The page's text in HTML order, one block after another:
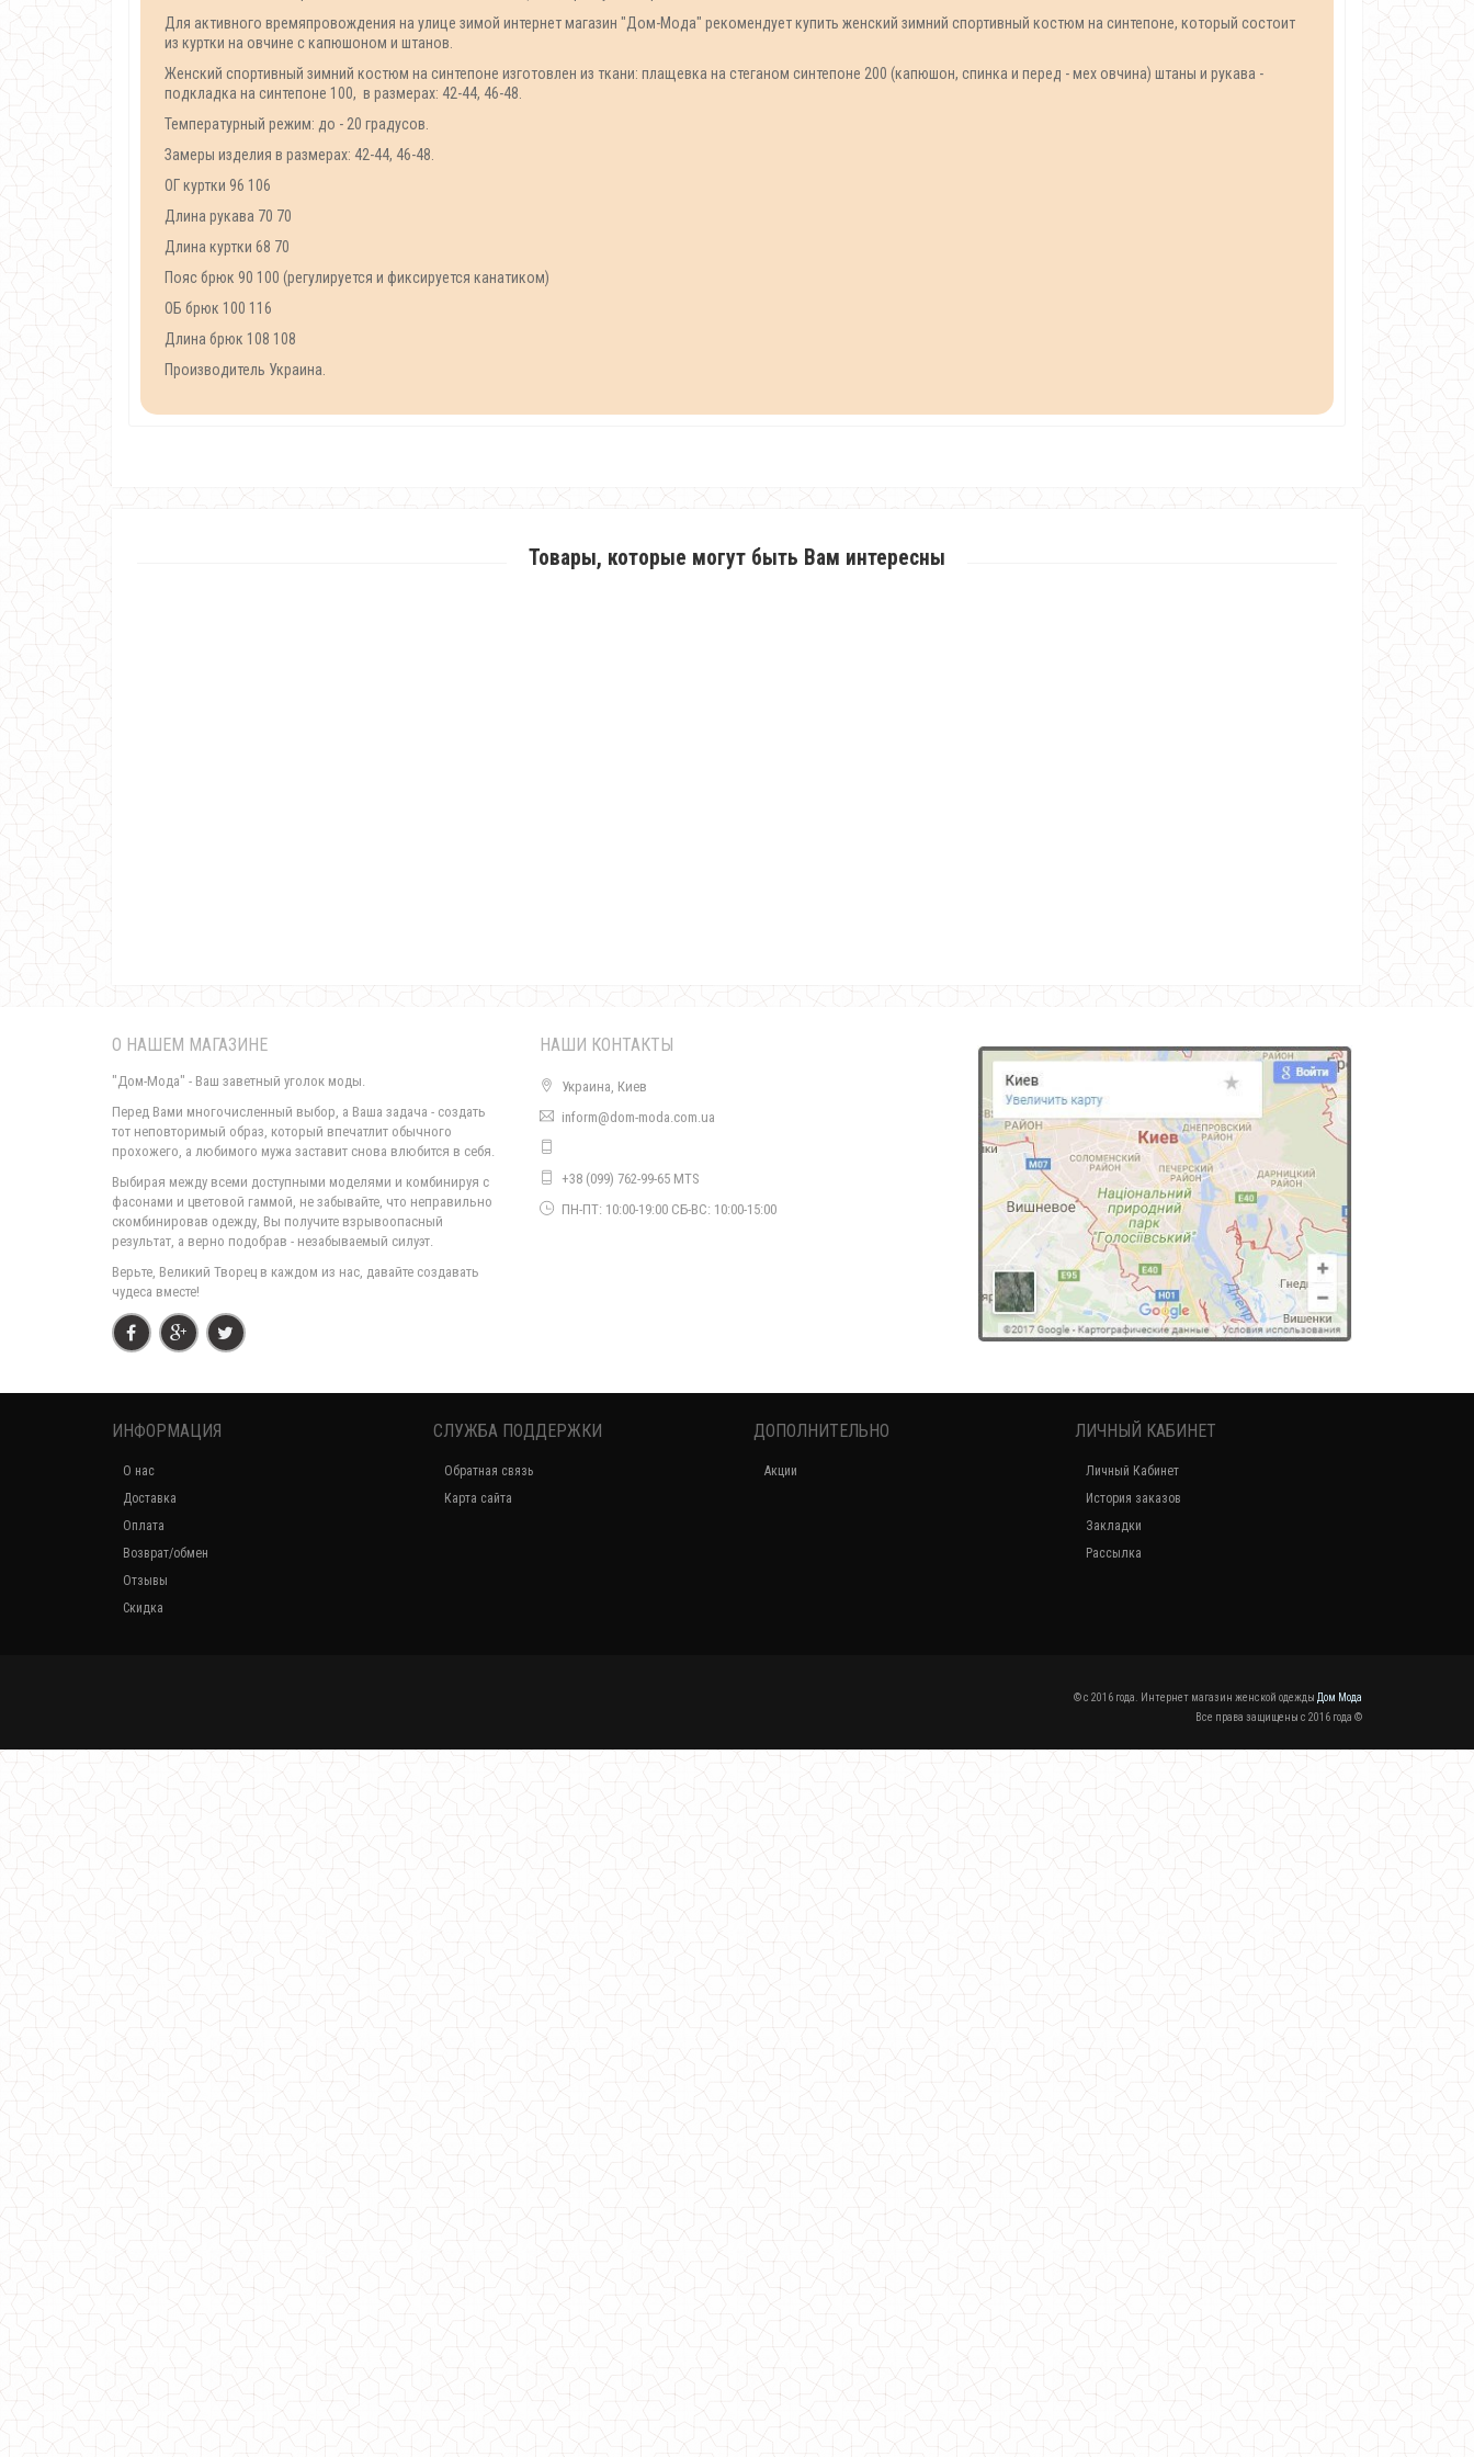
Для активного времяпровождения на улице зимой интернет магазин "Дом-Мода" рекомендует купить женский зимний спортивный костюм на синтепоне, который состоит
из куртки на овчине с капюшоном и штанов.
Женский спортивный зимний костюм на синтепоне изготовлен из ткани: плащевка на стеганом синтепоне 200 (капюшон, спинка и перед - мех овчина) штаны и рукава -
подкладка на синтепоне 100, в размерах: 42-44, 46-48.
Температурный режим: до - 20 градусов.
Замеры изделия в размерах: 42-44, 46-48.
ОГ куртки 96 106
Длина рукава 70 70
Длина куртки 68 70
Пояс брюк 90 100 (регулируется и фиксируется канатиком)
ОБ брюк 100 116
Длина брюк 108 108
Производитель Украина.
Товары, которые могут быть Вам интересны
Женский зимний спортивный костюм двойка с мехом овчина
Зимний женский спортивный костюм
Зимний спортивный костюм женский "Winter Sport"
940.00грн.
Теплый зимний женский костюм "Плейн милитари"
1050.00грн.
Женский теплый зимний костюм двойка на овчине
2310.00грн.
О НАШЕМ МАГАЗИНЕ
"Дом-Мода" - Ваш заветный уголок моды.
Перед Вами многочисленный выбор, а Ваша задача - создать
тот неповторимый образ, который впечатлит обычного
прохожего, а любимого мужа заставит снова влюбится в себя.
Выбирая между всеми доступными моделями и комбинируя с
фасонами и цветовой гаммой, не забывайте, что неправильно
скомбинировав одежду, Вы получите взрывоопасный
результат, а верно подобрав - незабываемый силуэт.
Верьте, Великий Творец в каждом из нас, давайте создавать
чудеса вместе!
НАШИ КОНТАКТЫ
Украина, Киев
inform@dom-moda.com.ua
+38 (099) 762-99-65 MTS
ПН-ПТ: 10:00-19:00 СБ-ВС: 10:00-15:00
ИНФОРМАЦИЯ
О нас
Доставка
Оплата
Возврат/обмен
Отзывы
Скидка
СЛУЖБА ПОДДЕРЖКИ
Обратная связь
Карта сайта
ДОПОЛНИТЕЛЬНО
Акции
ЛИЧНЫЙ КАБИНЕТ
Личный Кабинет
История заказов
Закладки
Рассылка
© c 2016 года. Интернет магазин женской одежды Дом Мода
Все права защищены c 2016 года ©